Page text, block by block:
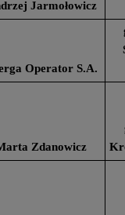
Jarmołowicz
Operator S.A.
Zdanowicz